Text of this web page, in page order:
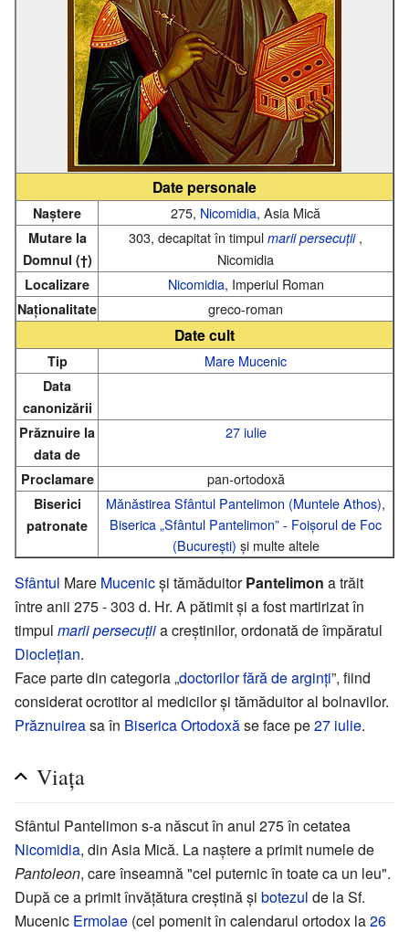
Date personale
Naștere 275, Nicomidia, Asia Mică
Mutare la
Domnul (†)
303, decapitat în timpul marii persecuții,
Nicomidia
Localizare Nicomidia, Imperiul Roman
Naționalitate greco-roman
Date cult
Tip Mare Mucenic
Data
canonizării
Prăznuire la
data de
27 iulie
Proclamare pan-ortodoxă
Biserici
patronate
Mănăstirea Sfântul Pantelimon (Muntele Athos),
Biserica „Sfântul Pantelimon” - Foișorul de Foc
(București) și multe altele
Sfântul Mare Mucenicși tămăduitorPantelimon a trăit
între anii 275 - 303 d. Hr. A pătimit și a fost martirizat în
timpul marii persecuțiia creștinilor, ordonată de împăratul
Dioclețian.
Face parte din categoria „doctorilor fără de arginți”, fiind
considerat ocrotitor al medicilor și tămăduitor al bolnavilor.
Prăznuireasa în Biserica Ortodoxăse face pe27 iulie.
Viața
Sfântul Pantelimon s-a născut în anul 275 în cetatea
Nicomidia, din Asia Mică. La naștere a primit numele de
Pantoleon, care înseamnă "cel puternic în toate ca un leu".
După ce a primit învățătura creștină și botezul de la Sf.
Mucenic Ermolae (cel pomenit în calendarul ortodox la26